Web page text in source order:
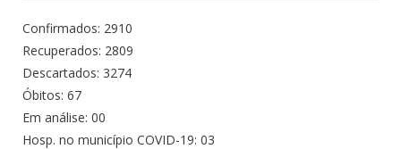
Confirmados: 2910
Recuperados: 2809
Descartados: 3274
Óbitos: 67
Em análise: 00
Hosp. no município COVID-19: 03